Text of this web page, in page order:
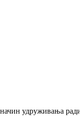
удруживања